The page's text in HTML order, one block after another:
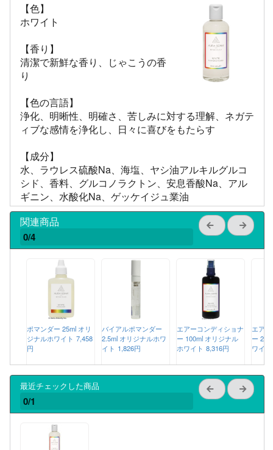
【色】
ホワイト
【香り】
清潔で新鮮な香り、じゃこうの香
り
【色の言語】
浄化、明晰性、明確さ、苦しみに対する理解、ネガテ
ィブな感情を浄化し、日々に喜びをもたらす
【成分】
水、ラウレス硫酸Na、海塩、ヤシ油アルキルグルコ
シド、香料、グルコノラクトン、安息香酸Na、アル
ギニン、水酸化Na、ゲッケイジュ業油
関連商品
0/4
ポマンダー 25ml オリ
ジナルホワイト 7,458
円
バイアルポマンダー
2.5ml オリジナルホワ
イト 1,826円
エアーコンディショナ
ー 100ml オリジナル
ホワイト 8,316円
エア
ー
ワイト
最近チェックした商品
0/1